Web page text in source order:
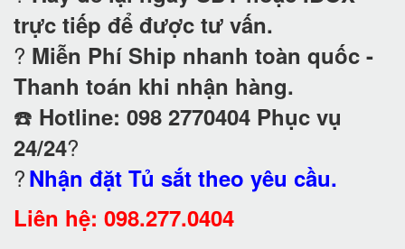
trực tiếp để được tư vấn.
? Miễn Phí Ship nhanh toàn quốc -
Thanh toán khi nhận hàng.
☎️ Hotline: 098 2770404 Phục vụ
24/24?
?Nhận đặt Tủ sắt theo yêu cầu.
Liên hệ: 098.277.0404